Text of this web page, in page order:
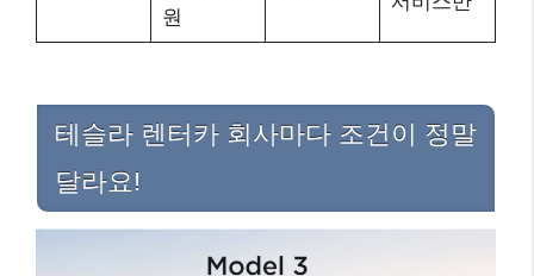
원
테슬라 렌터카 회사마다 조건이 정말
달라요!